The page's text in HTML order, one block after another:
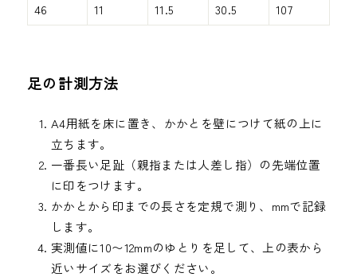
46
11 11.5 30.5 107
足の計測方法
A4用紙を床に置き、かかとを壁につけて紙の上に
立ちます。
一番長い足趾（親指または人差し指）の先端位置
に印をつけます。
かかとから印までの長さを定規で測り、mmで記録
します。
実測値に10〜12mmのゆとりを足して、上の表から
近いサイズをお選びください。